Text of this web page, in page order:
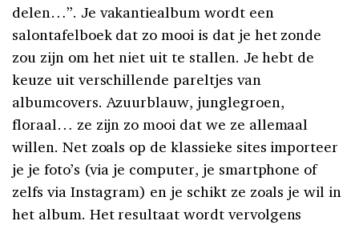
delen…”. Je vakantiealbum wordt een
salontafelboek dat zo mooi is dat je het zonde
zou zijn om het niet uit te stallen. Je hebt de
keuze uit verschillende pareltjes van
albumcovers. Azuurblauw, junglegroen,
floraal… ze zijn zo mooi dat we ze allemaal
willen. Net zoals op de klassieke sites importeer
je je foto’s (via je computer, je smartphone of
zelfs via Instagram) en je schikt ze zoals je wil in
het album. Het resultaat wordt vervolgens